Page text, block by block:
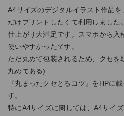
A4サイズのデジタルイラスト作品
だけプリントしたくて利用しました。
仕上がり大満足です。スマホから入
使いやすかったです。
ただ丸めて包装されるため、クセ
丸めてある)
『丸まったクセとるコツ』をHPに
す。
特にA4サイズに関しては、A4サイ